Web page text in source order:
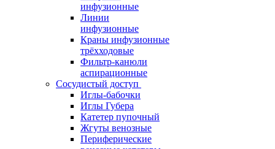
инфузионные
Линии
инфузионные
Краны инфузионные
трёхходовые
Фильтр-канюли
аспирационные
Сосудистый доступ
Иглы-бабочки
Иглы Губера
Катетер пупочный
Жгуты венозные
Периферические